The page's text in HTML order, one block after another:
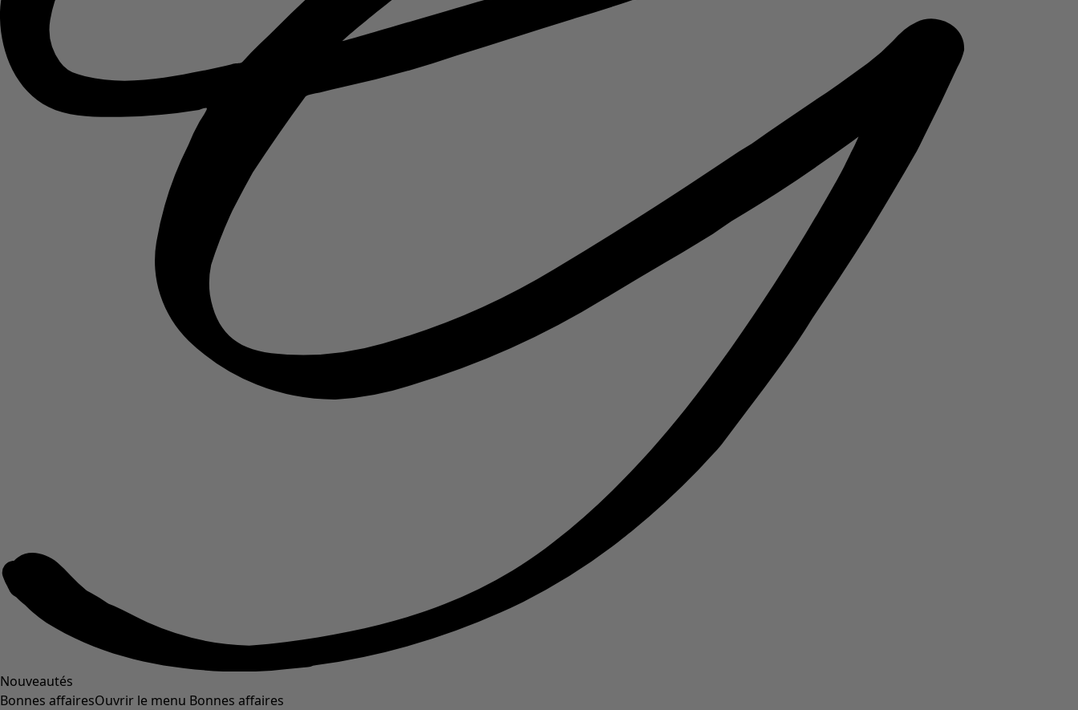
Nouveautés
Bonnes affairesOuvrir le menu Bonnes affaires